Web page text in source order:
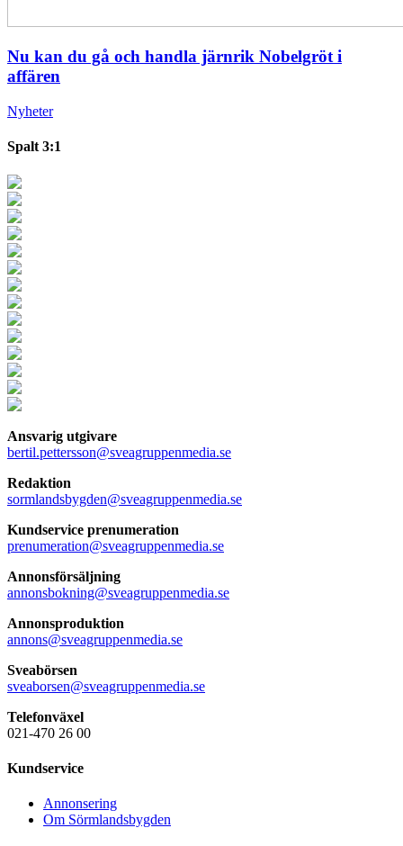
Nu kan du gå och handla järnrik Nobelgröt i
affären
Nyheter
Spalt 3:1
Ansvarig utgivare
bertil.pettersson@sveagruppenmedia.se
Redaktion
sormlandsbygden@sveagruppenmedia.se
Kundservice prenumeration
prenumeration@sveagruppenmedia.se
Annonsförsäljning
annonsbokning@sveagruppenmedia.se
Annonsproduktion
annons@sveagruppenmedia.se
Sveabörsen
sveaborsen@sveagruppenmedia.se
Telefonväxel
021-470 26 00
Kundservice
Annonsering
Om Sörmlandsbygden